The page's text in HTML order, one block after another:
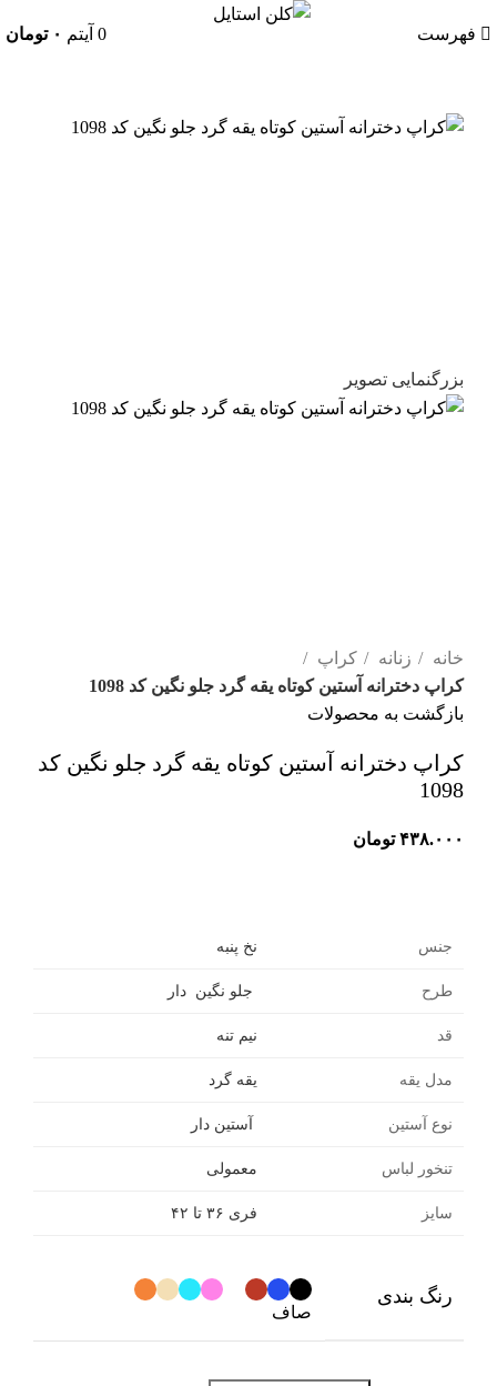
فهرست 0 آیتم ۰ تومان
بزرگنمایی تصویر
خانه زنانه
کراپ
کراپ دخترانه آستین کوتاه یقه گرد جلو نگین کد 1098
بازگشت به محصولات
کراپ دخترانه آستین کوتاه یقه گرد جلو نگین کد
1098
۴۳۸.۰۰۰ تومان
جنس نخ پنبه
طرح جلو نگین دار
قد نیم تنه
مدل یقه یقه گرد
نوع آستین آستین دار
تنخور لباس معمولی
سایز فری ۳۶ تا ۴۲
رنگ بندی
صاف